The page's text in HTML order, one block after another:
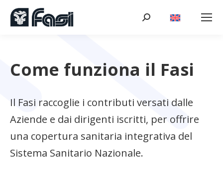
Come funziona il Fasi
Il Fasi raccoglie i contributi versati dalle
Aziende e dai dirigenti iscritti, per offrire
una copertura sanitaria integrativa del
Sistema Sanitario Nazionale.